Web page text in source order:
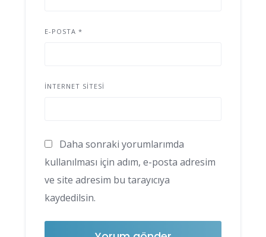
E-POSTA *
İNTERNET SITESI
Daha sonraki yorumlarımda
kullanılması için adım, e-posta adresim
ve site adresim bu tarayıcıya
kaydedilsin.